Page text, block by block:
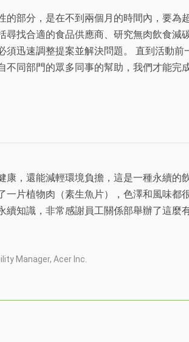
的部分，是在不到兩個月的時間內，要為
尋找合適的食品供應商、研究無肉飲食減
須迅速調整提案並解決問題。 直到活動前
不同部門的眾多同事的幫助，我們才能完
康，還能減輕環境負擔，這是一種永續的
一片植物肉（素生魚片），色澤和風味都
續知識，非常感謝員工關係部舉辦了這麼
Manager, Acer Inc.